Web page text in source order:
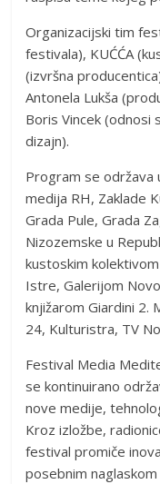
Organizacijski tim
festivala), KUĆĆA
(izvršna
Antonela Lukša
Boris Vincek (odnosi
dizajn).
Program se održava
medija RH, Zaklade
Grada Pule, Grada
Nizozemske u
kustoskim
Istre, Galerijom
knjižarom Giardini 2.
24, Kulturistra, TV
Festival Media
se kontinuirano
nove medije,
Kroz izložbe,
festival promiče
posebnim